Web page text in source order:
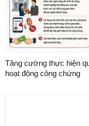
Tăng cường thực hiện
hoạt động công chứng